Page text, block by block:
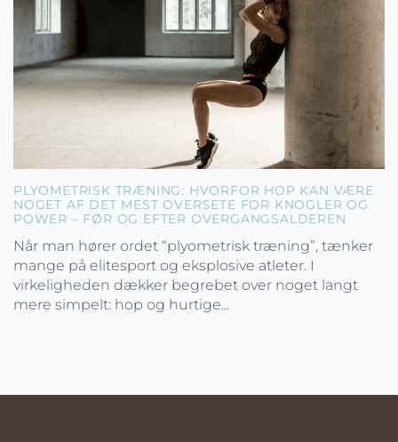
PLYOMETRISK TRÆNING: HVORFOR HOP KAN VÆRE
NOGET AF DET MEST OVERSETE FOR KNOGLER OG
POWER – FØR OG EFTER OVERGANGSALDEREN
Når man hører ordet “plyometrisk træning”, tænker
mange på elitesport og eksplosive atleter. I
virkeligheden dækker begrebet over noget langt
mere simpelt: hop og hurtige...